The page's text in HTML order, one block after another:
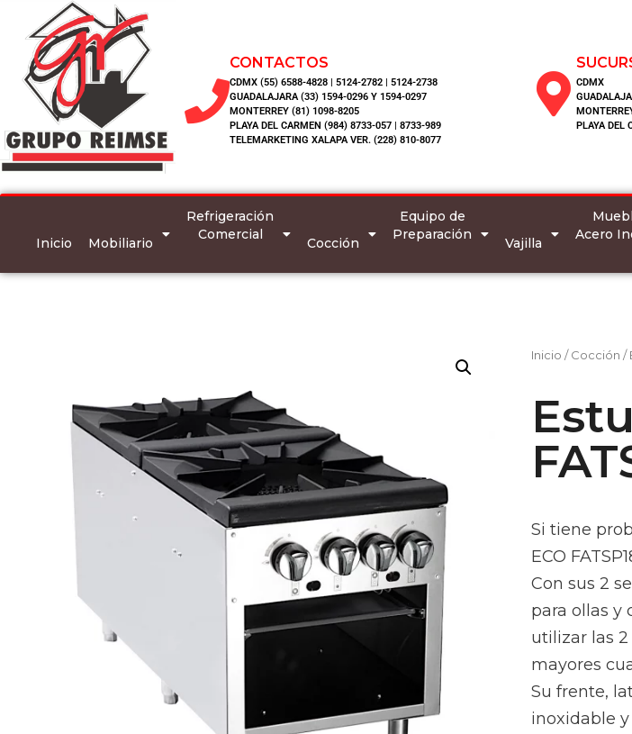
CONTACTOS
CDMX (55) 6588-4828 | 5124-2782 | 5124-2738
GUADALAJARA (33) 1594-0296 Y 1594-0297
MONTERREY (81) 1098-8205
PLAYA DEL CARMEN (984) 8733-057 | 8733-989
TELEMARKETING XALAPA VER. (228) 810-8077
CDMX
PLAYA DEL
Inicio Mobiliario
Refrigeración
Comercial
Cocción
Equipo de
Preparación
Vajilla
Acero
Inicio /Cocción /
Si tiene
ECO
Con sus 2
para ollas y
utilizar las
mayores
Su frente,
inoxidable